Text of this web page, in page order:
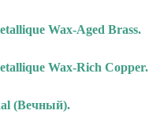
Wax-Aged Brass.
Wax-Rich Copper.
(Вечный).